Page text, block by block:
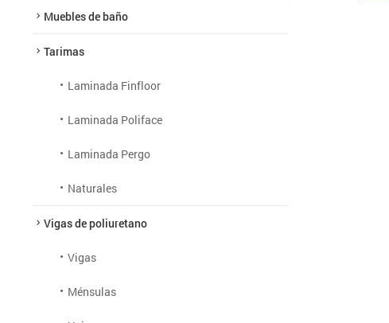
Muebles de baño
Tarimas
Laminada Finfloor
Laminada Poliface
Laminada Pergo
Naturales
Vigas de poliuretano
Vigas
Ménsulas